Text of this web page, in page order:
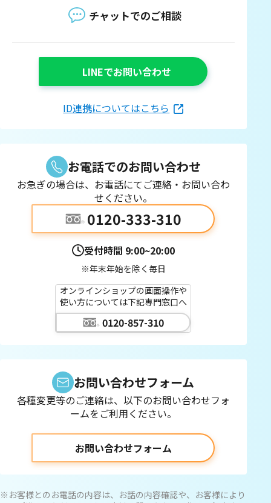
チャットでのご相談
LINEでお問い合わせ
ID連携についてはこちら
お電話でのお問い合わせ
お急ぎの場合は、お電話にてご連絡・お問い合わ
せください。
0120-333-310
受付時間 9:00~20:00
※年末年始を除く毎日
オンラインショップの画面操作や
使い方については下記専門窓口へ
0120-857-310
お問い合わせフォーム
各種変更等のご連絡は、以下のお問い合わせフォ
ームをご利用ください。
お問い合わせフォーム
※お客様とのお電話の内容は、お話の内容確認や、お客様により